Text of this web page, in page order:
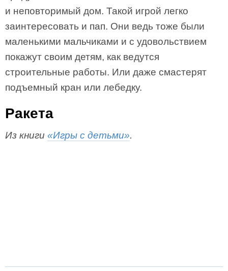
и неповторимый дом. Такой игрой легко
заинтересовать и пап. Они ведь тоже были
маленькими мальчиками и с удовольствием
покажут своим детям, как ведутся
строительные работы. Или даже смастерят
подъемный кран или лебедку.
Ракета
Из книги «Игры с детьми».